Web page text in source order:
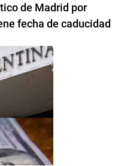
de Madrid por
fecha de caducidad